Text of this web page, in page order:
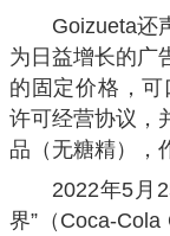
Goizueta还
为日益增长的广
的固定价格，
许可经营协议，
品（无糖精），
2022年5月
界”（Coca-